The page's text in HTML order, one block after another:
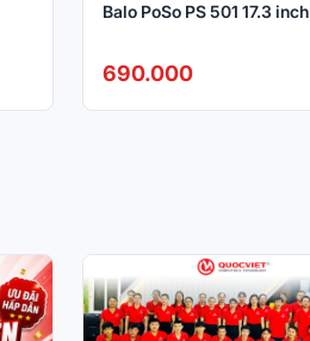
Balo PoSo PS 501 17.3 inch
690.000